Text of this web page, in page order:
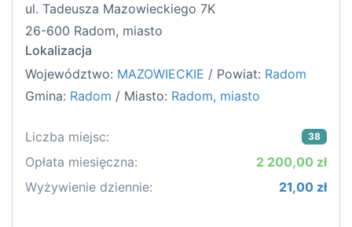
ul. Tadeusza Mazowieckiego 7K
26-600 Radom, miasto
Lokalizacja
Województwo: MAZOWIECKIE / Powiat: Radom
Gmina: Radom / Miasto: Radom, miasto
Liczba miejsc: 38
Opłata miesięczna:
2 200,00 zł
Wyżywienie dziennie:
21,00 zł